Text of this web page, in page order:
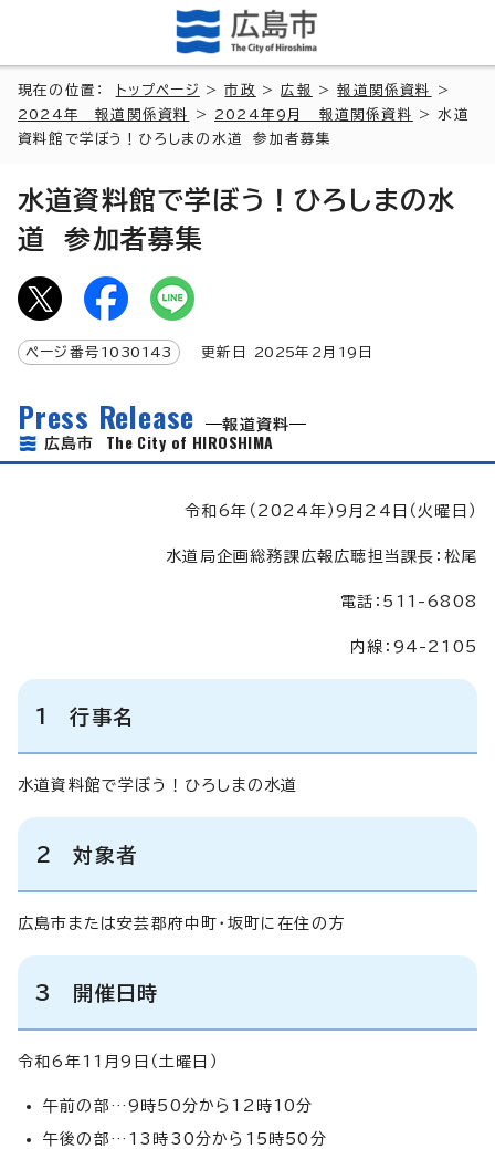
現在の位置： トップページ >市政 >広報 >報道関係資料
>
2024年 報道関係資料
> 2024年9月 報道関係資料
> 水道
資料館で学ぼう！ひろしまの水道 参加者募集
水道資料館で学ぼう！ひろしまの水
道 参加者募集
ページ番号 1030143 更新日 2025年2月 19 日
Press Release
報道資料
広島市 The City of HIROSHIMA
令和6年（2024年）9月24日（火曜日）
水道局企画総務課広報広聴担当課長：松尾
電話：511-6808
内線：94-2105
1 行事名
水道資料館で学ぼう！ひろしまの水道
2 対象者
広島市または安芸郡府中町・坂町に在住の方
3 開催日時
令和6年11月9日（土曜日）
午前の部…9時50分から12時10分
午後の部…13時30分から15時50分